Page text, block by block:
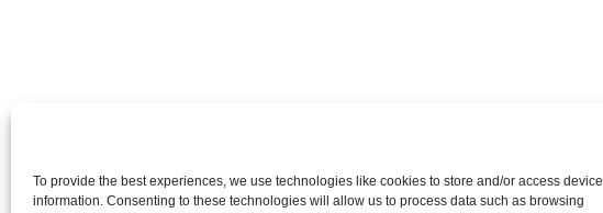
To provide the best experiences, we use technologies like cookies to store and/or access device
information. Consenting to these technologies will allow us to process data such as browsing